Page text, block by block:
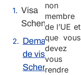
Visa
Schengen
Demande
de visa
Schengen
non
membre
de l’UE et
que vous
devez
vous
rendre